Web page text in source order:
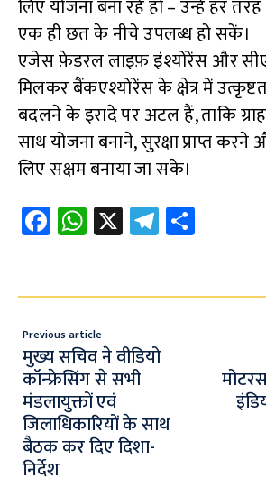
लिए योजना बना रहे हों – उन्हें हर
एक ही छत के नीचे उपलब्ध हो सकें।
एजेस फ़ेडरल लाइफ़ इंश्योरेंस और
मिलकर बैंकएश्योरेंस के क्षेत्र में
बदलने के इरादे पर अटल हैं, ताकि
साथ योजना बनाने, सुरक्षा प्राप्त
लिए सक्षम बनाया जा सके।
Fa
ce
o
o
k
W
h
s
A
p
p
X Te
le
a e
Previous article
मुख्य सचिव ने वीडियो
कॉन्फ्रेसिंग से सभी
मंडलायुक्तों एवं
जिलाधिकारियों के साथ
बैठक कर दिए दिशा-
निर्देश